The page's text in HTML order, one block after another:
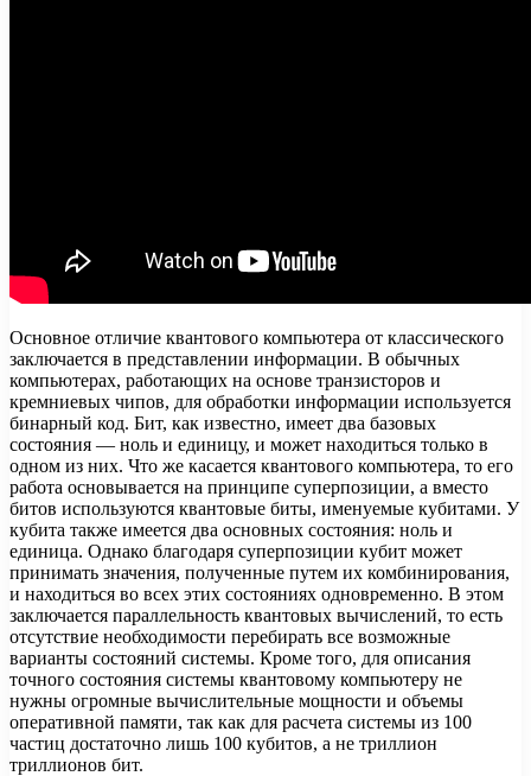
Основное отличие квантового компьютера от классического
заключается в представлении информации. В обычных
компьютерах, работающих на основе транзисторов и
кремниевых чипов, для обработки информации используется
бинарный код. Бит, как известно, имеет два базовых
состояния — ноль и единицу, и может находиться только в
одном из них. Что же касается квантового компьютера, то его
работа основывается на принципе суперпозиции, а вместо
битов используются квантовые биты, именуемые кубитами. У
кубита также имеется два основных состояния: ноль и
единица. Однако благодаря суперпозиции кубит может
принимать значения, полученные путем их комбинирования,
и находиться во всех этих состояниях одновременно. В этом
заключается параллельность квантовых вычислений, то есть
отсутствие необходимости перебирать все возможные
варианты состояний системы. Кроме того, для описания
точного состояния системы квантовому компьютеру не
нужны огромные вычислительные мощности и объемы
оперативной памяти, так как для расчета системы из 100
частиц достаточно лишь 100 кубитов, а не триллион
триллионов бит.